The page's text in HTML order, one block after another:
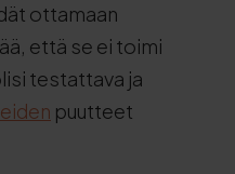
ottamaan
että se ei toimi
testattava ja
puutteet